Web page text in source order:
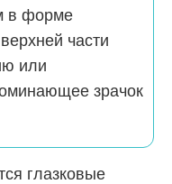
в форме
части
или
зрачок
глазковые